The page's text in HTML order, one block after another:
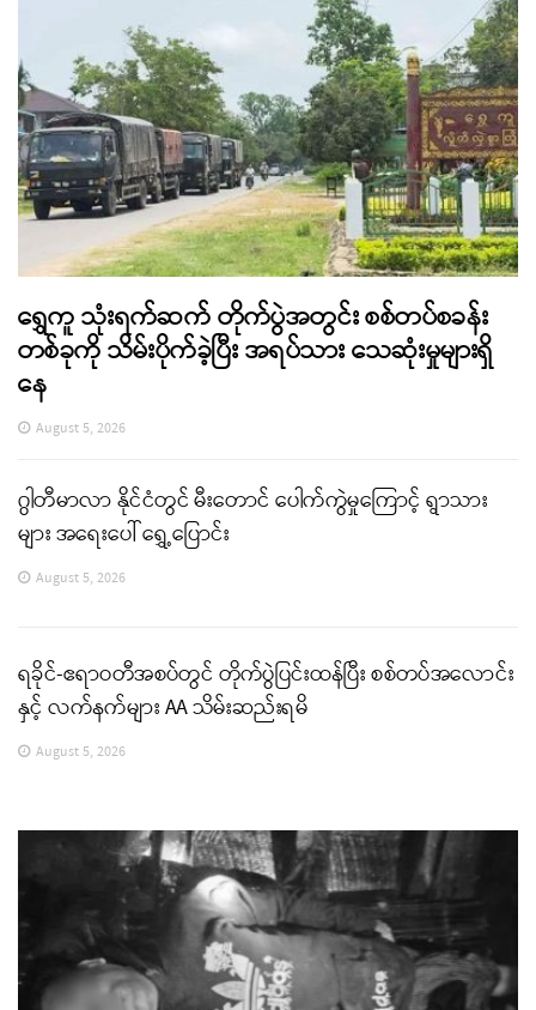
ရွှေကူ သုံးရက်ဆက် တိုက်ပွဲအတွင်း စစ်တပ်စခန်း
တစ်ခုကို သိမ်းပိုက်ခဲ့ပြီး အရပ်သား သေဆုံးမှုများရှိ
နေ
August 5, 2026
ဂွါတီမာလာ နိုင်ငံတွင် မီးတောင် ပေါက်ကွဲမှုကြောင့် ရွာသား
များ အရေးပေါ် ရွှေ့ပြောင်း
August 5, 2026
ရခိုင်-ဧရာဝတီအစပ်တွင် တိုက်ပွဲပြင်းထန်ပြီး စစ်တပ်အလောင်း
နှင့် လက်နက်များ AA သိမ်းဆည်းရမိ
August 5, 2026